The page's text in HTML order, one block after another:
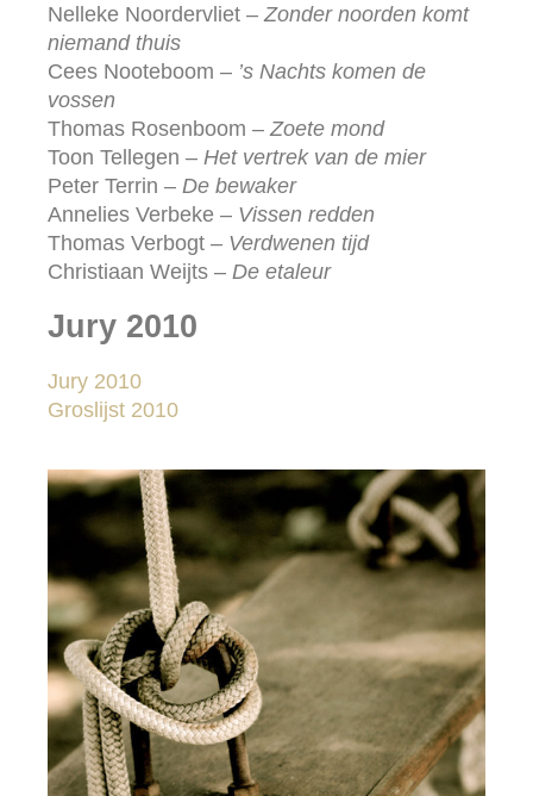
Nelleke Noordervliet – Zonder noorden komt
niemand thuis
Cees Nooteboom – ’s Nachts komen de
vossen
Thomas Rosenboom – Zoete mond
Toon Tellegen – Het vertrek van de mier
Peter Terrin – De bewaker
Annelies Verbeke – Vissen redden
Thomas Verbogt – Verdwenen tijd
Christiaan Weijts – De etaleur
Jury 2010
Jury 2010
Groslijst 2010